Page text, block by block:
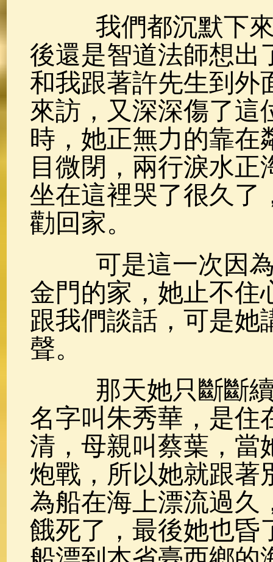
我們都沉默下來
後還是智道法師想出
和我跟著許先生到外
來訪，又深深傷了這
時，她正無力的靠在
目微閉，兩行淚水
坐在這裡哭了很久了
勸回家。
可是這一次因為
金門的家，她止不住
跟我們談話，可是她
聲。
那天她只斷斷續
名字叫朱秀華，是住
清，母親叫蔡葉，當
炮戰，所以她就跟著
為船在海上漂流過久
餓死了，最後她也昏